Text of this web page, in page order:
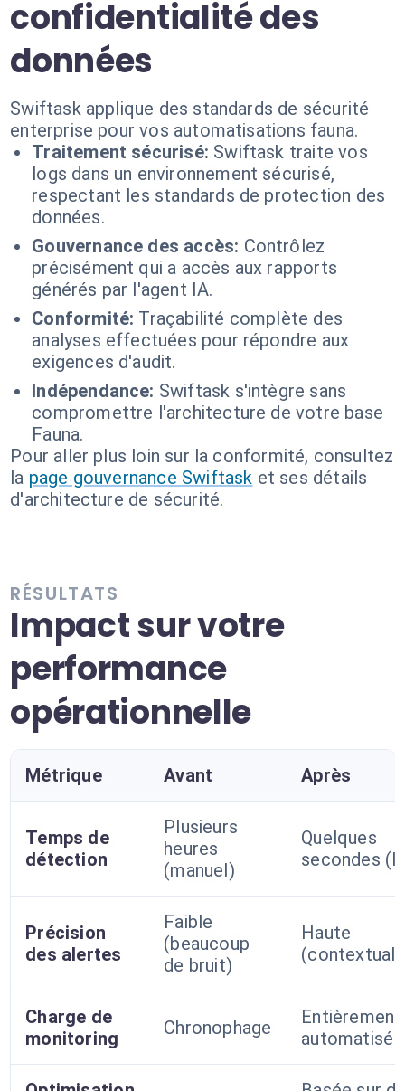
confidentialité des
données
Swiftask applique des standards de sécurité
enterprise pour vos automatisations fauna.
Traitement sécurisé: Swiftask traite vos
logs dans un environnement sécurisé,
respectant les standards de protection des
données.
Gouvernance des accès: Contrôlez
précisément qui a accès aux rapports
générés par l'agent IA.
Conformité: Traçabilité complète des
analyses effectuées pour répondre aux
exigences d'audit.
Indépendance: Swiftask s'intègre sans
compromettre l'architecture de votre base
Fauna.
Pour aller plus loin sur la conformité, consultez
la page gouvernance Swiftask et ses détails
d'architecture de sécurité.
RÉSULTATS
Impact sur votre
performance
opérationnelle
Métrique Avant Après
Temps de
détection
Plusieurs
heures
(manuel)
Quelques
secondes
Précision
des alertes
Faible
(beaucoup
de bruit)
Haute
Charge de
monitoring
Chronophage
Entièrement
automatisé